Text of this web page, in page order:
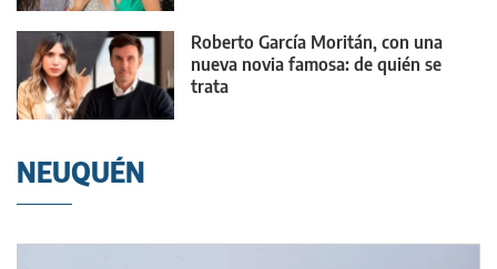
Roberto García Moritán, con una
nueva novia famosa: de quién se
trata
NEUQUÉN